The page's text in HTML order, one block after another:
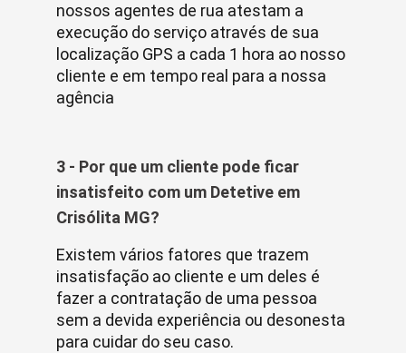
nossos agentes de rua atestam a
execução do serviço através de sua
localização GPS a cada 1 hora ao nosso
cliente e em tempo real para a nossa
agência
3 - Por que um cliente pode ficar
insatisfeito com um Detetive em
Crisólita MG?
Existem vários fatores que trazem
insatisfação ao cliente e um deles é
fazer a contratação de uma pessoa
sem a devida experiência ou desonesta
para cuidar do seu caso.